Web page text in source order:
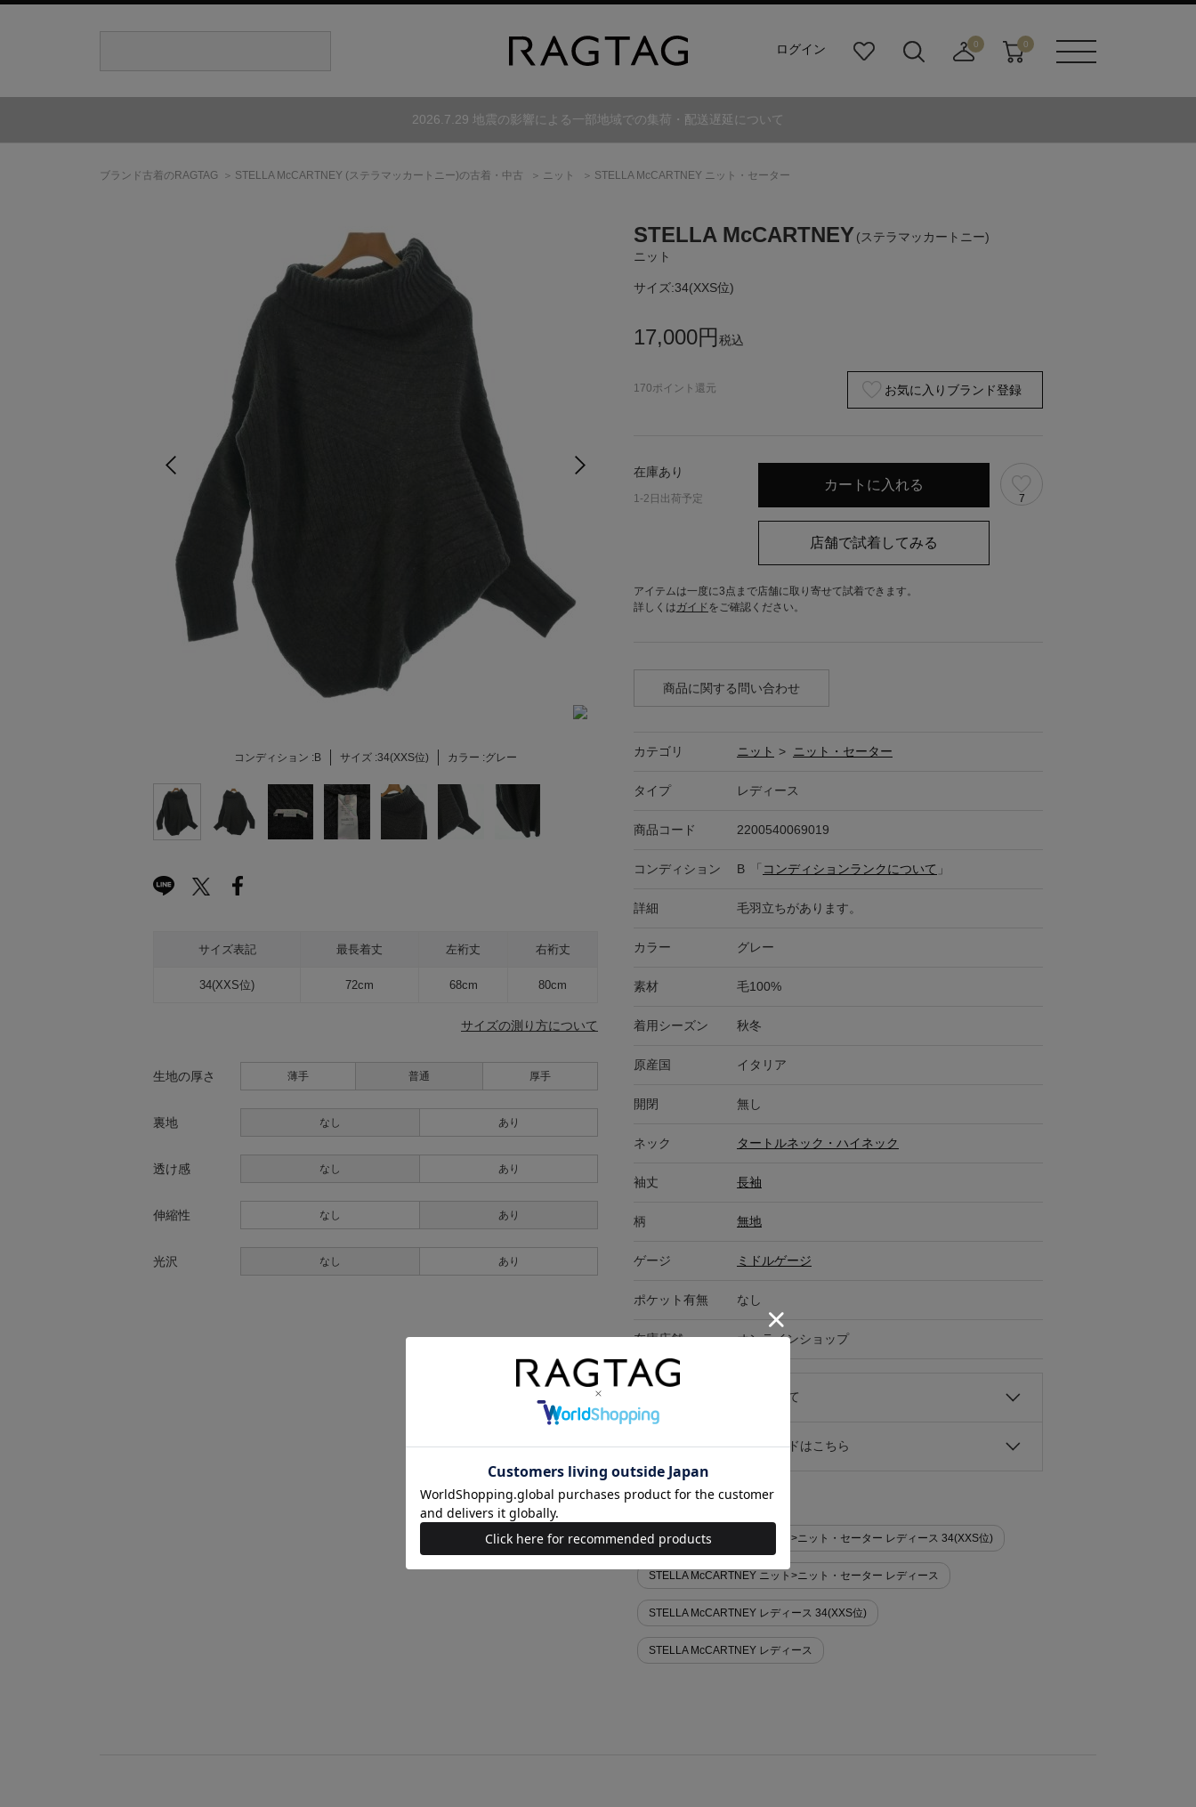
ログイン
り
ダ
0
寄
0
2026.7.29 地震の影響による一部地域での集荷・配送遅延について
ブランド古着のRAGTAG STELLA McCARTNEY (ステラマッカートニー)の古着・中古 ニット STELLA McCARTNEY ニット・セーター
コンディション :B サイズ :34(XXS位) カラー :グレー
サイズ表記 最長着丈 左裄丈 右裄丈
34(XXS位) 72cm 68cm 80cm
サイズの測り方について
生地の厚さ 薄手 普通 厚手
裏地 なし あり
透け感 なし あり
伸縮性 なし あり
光沢 なし あり
STELLA McCARTNEY(ステラマッカートニー)
ニット
サイズ:34(XXS位)
17,000円 税込
170ポイント還元 お気に入りブランド登録
在庫あり
1-2日出荷予定 7
アイテムは一度に3点まで店舗に取り寄せて試着できます。
詳しくはガイド をご確認ください。
商品に関する問い合わせ
カテゴリ ニット > ニット・セーター
タイプ レディース
商品コード 2200540069019
コンディション B 「 コンディションランクについて 」
詳細 毛羽立ちがあります。
カラー グレー
素材 毛100%
着用シーズン 秋冬
原産国 イタリア
開閉 無し
ネック タートルネック・ハイネック
袖丈 長袖
柄 無地
ゲージ ミドルゲージ
ポケット有無 なし
在庫店舗 オンラインショップ
キャンセル・返品について
お買い物時のご利用ガイドはこちら
似た条件で検索
STELLA McCARTNEY ニット>ニット・セーター レディース 34(XXS位)
STELLA McCARTNEY ニット>ニット・セーター レディース
STELLA McCARTNEY レディース 34(XXS位)
STELLA McCARTNEY レディース